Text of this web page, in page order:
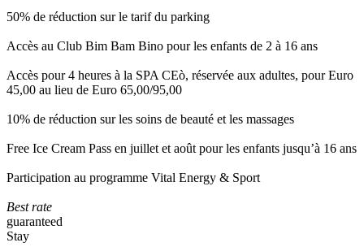
50% de réduction sur le tarif du parking
Accès au Club Bim Bam Bino pour les enfants de 2 à 16 ans
Accès pour 4 heures à la SPA CEò, réservée aux adultes, pour Euro
45,00 au lieu de Euro 65,00/95,00
10% de réduction sur les soins de beauté et les massages
Free Ice Cream Pass en juillet et août pour les enfants jusqu’à 16 ans
Participation au programme Vital Energy & Sport
Best rate
guaranteed
Stay